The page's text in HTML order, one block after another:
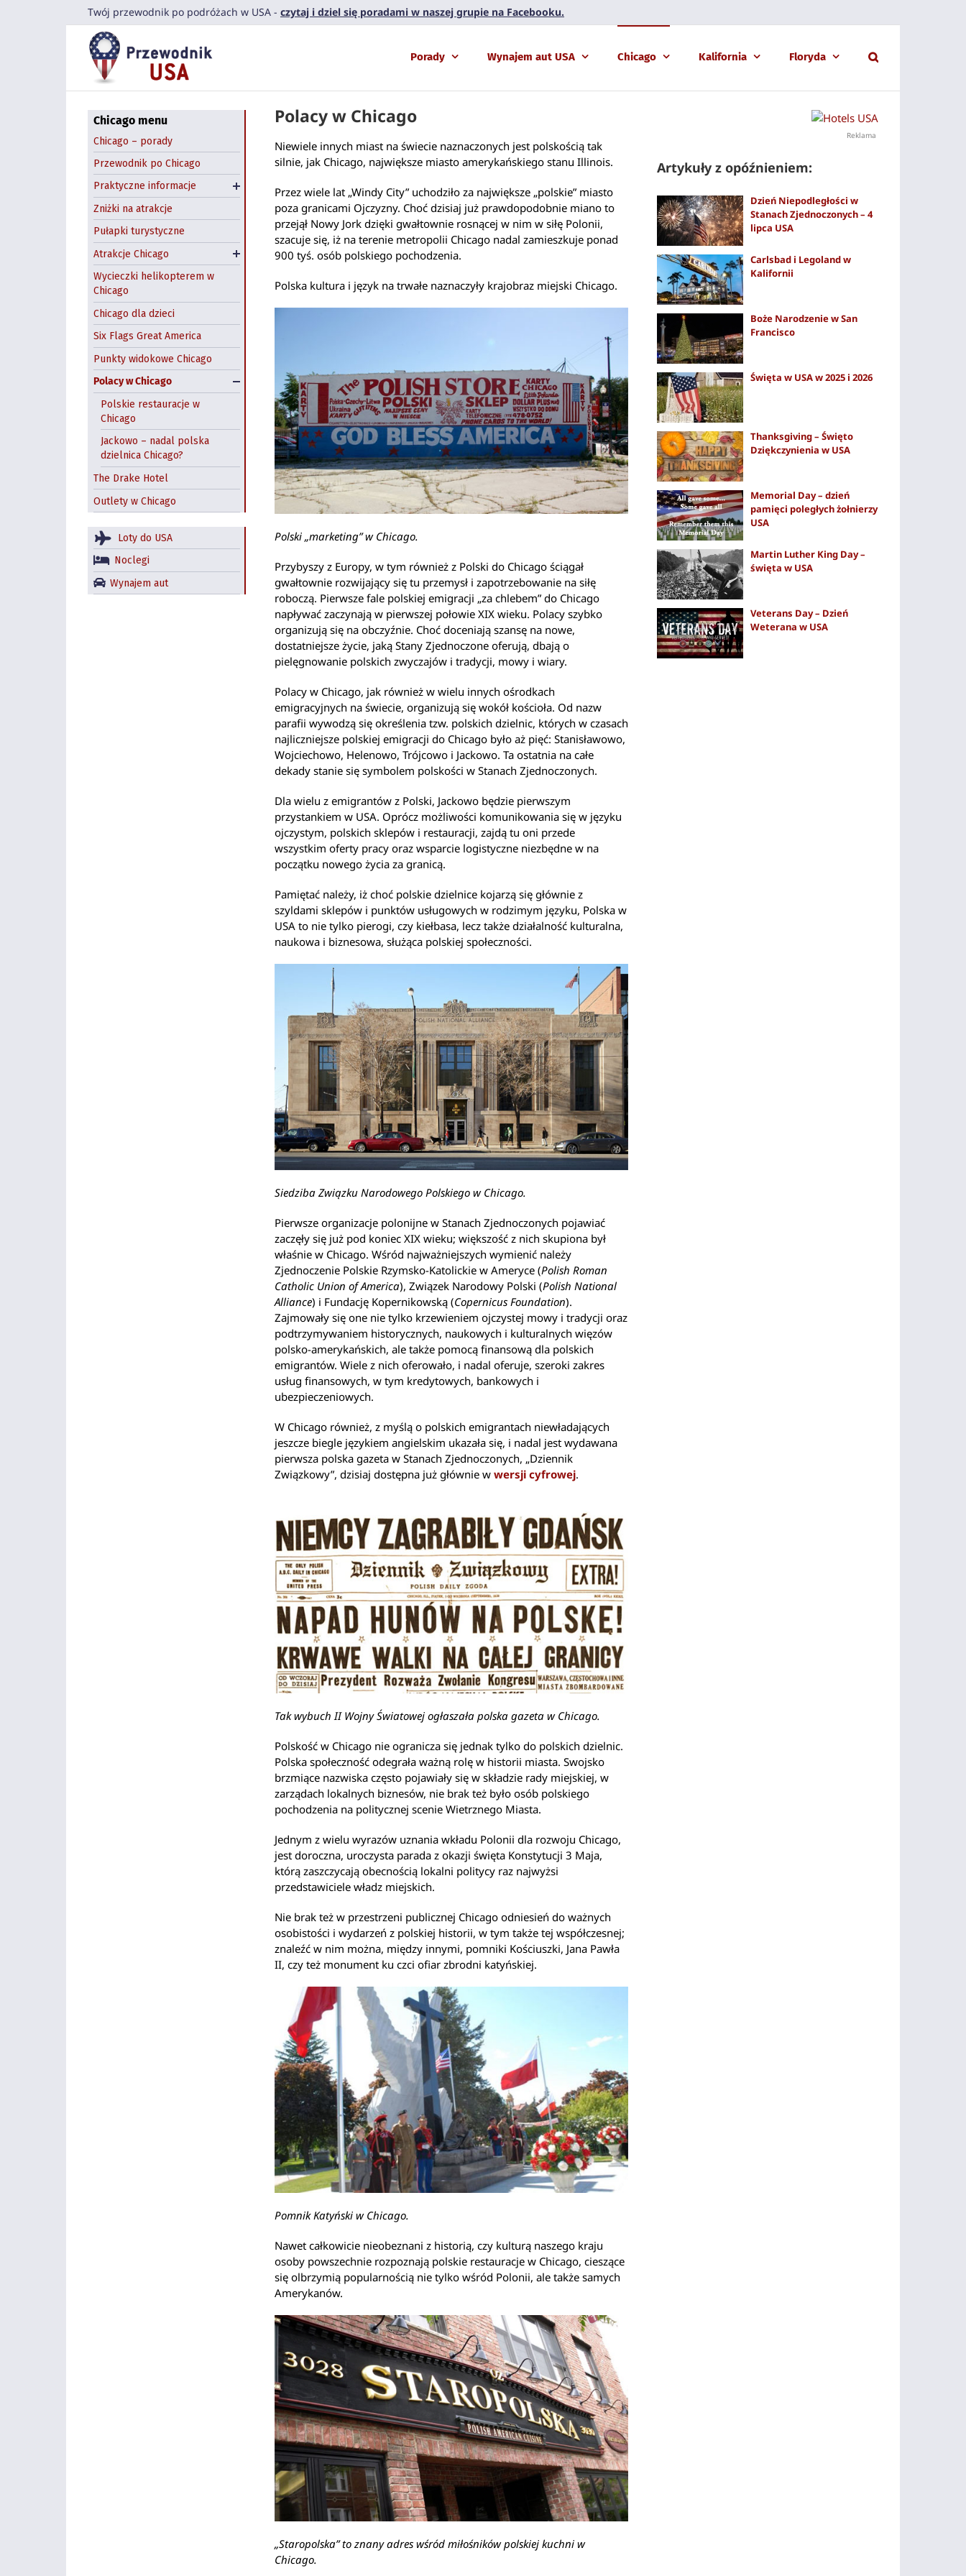
Twój przewodnik po podróżach w USA - czytaj i dziel się poradami w naszej grupie na Facebooku.
Porady Wynajem aut USA Chicago Kalifornia Floryda
Polacy w Chicago
Niewiele innych miast na świecie naznaczonych jest polskością tak
silnie, jak Chicago, największe miasto amerykańskiego stanu Illinois.
Przez wiele lat „Windy City” uchodziło za największe „polskie” miasto
poza granicami Ojczyzny. Choć dzisiaj już prawdopodobnie miano to
przejął Nowy Jork dzięki gwałtownie rosnącej w nim w siłę Polonii,
szacuje się, iż na terenie metropolii Chicago nadal zamieszkuje ponad
900 tyś. osób polskiego pochodzenia.
Polska kultura i język na trwałe naznaczyły krajobraz miejski Chicago.
Polski „marketing” w Chicago.
Przybyszy z Europy, w tym również z Polski do Chicago ściągał
gwałtownie rozwijający się tu przemysł i zapotrzebowanie na siłę
roboczą. Pierwsze fale polskiej emigracji „za chlebem” do Chicago
napływać zaczynają w pierwszej połowie XIX wieku. Polacy szybko
organizują się na obczyźnie. Choć doceniają szansę na nowe,
dostatniejsze życie, jaką Stany Zjednoczone oferują, dbają o
pielęgnowanie polskich zwyczajów i tradycji, mowy i wiary.
Polacy w Chicago, jak również w wielu innych ośrodkach
emigracyjnych na świecie, organizują się wokół kościoła. Od nazw
parafii wywodzą się określenia tzw. polskich dzielnic, których w czasach
najliczniejsze polskiej emigracji do Chicago było aż pięć: Stanisławowo,
Wojciechowo, Helenowo, Trójcowo i Jackowo. Ta ostatnia na całe
dekady stanie się symbolem polskości w Stanach Zjednoczonych.
Dla wielu z emigrantów z Polski, Jackowo będzie pierwszym
przystankiem w USA. Oprócz możliwości komunikowania się w języku
ojczystym, polskich sklepów i restauracji, zajdą tu oni przede
wszystkim oferty pracy oraz wsparcie logistyczne niezbędne w na
początku nowego życia za granicą.
Pamiętać należy, iż choć polskie dzielnice kojarzą się głównie z
szyldami sklepów i punktów usługowych w rodzimym języku, Polska w
USA to nie tylko pierogi, czy kiełbasa, lecz także działalność kulturalna,
naukowa i biznesowa, służąca polskiej społeczności.
Siedziba Związku Narodowego Polskiego w Chicago.
Pierwsze organizacje polonijne w Stanach Zjednoczonych pojawiać
zaczęły się już pod koniec XIX wieku; większość z nich skupiona był
właśnie w Chicago. Wśród najważniejszych wymienić należy
Zjednoczenie Polskie Rzymsko-Katolickie w Ameryce (Polish Roman
Catholic Union of America), Związek Narodowy Polski (Polish National
Alliance) i Fundację Kopernikowską (Copernicus Foundation).
Zajmowały się one nie tylko krzewieniem ojczystej mowy i tradycji oraz
podtrzymywaniem historycznych, naukowych i kulturalnych więzów
polsko-amerykańskich, ale także pomocą finansową dla polskich
emigrantów. Wiele z nich oferowało, i nadal oferuje, szeroki zakres
usług finansowych, w tym kredytowych, bankowych i
ubezpieczeniowych.
W Chicago również, z myślą o polskich emigrantach niewładających
jeszcze biegle językiem angielskim ukazała się, i nadal jest wydawana
pierwsza polska gazeta w Stanach Zjednoczonych, „Dziennik
Związkowy”, dzisiaj dostępna już głównie w wersji cyfrowej.
Tak wybuch II Wojny Światowej ogłaszała polska gazeta w Chicago.
Polskość w Chicago nie ogranicza się jednak tylko do polskich dzielnic.
Polska społeczność odegrała ważną rolę w historii miasta. Swojsko
brzmiące nazwiska często pojawiały się w składzie rady miejskiej, w
zarządach lokalnych biznesów, nie brak też było osób polskiego
pochodzenia na politycznej scenie Wietrznego Miasta.
Jednym z wielu wyrazów uznania wkładu Polonii dla rozwoju Chicago,
jest doroczna, uroczysta parada z okazji święta Konstytucji 3 Maja,
którą zaszczycają obecnością lokalni politycy raz najwyżsi
przedstawiciele władz miejskich.
Nie brak też w przestrzeni publicznej Chicago odniesień do ważnych
osobistości i wydarzeń z polskiej historii, w tym także tej współczesnej;
znaleźć w nim można, między innymi, pomniki Kościuszki, Jana Pawła
II, czy też monument ku czci ofiar zbrodni katyńskiej.
Pomnik Katyński w Chicago.
Nawet całkowicie nieobeznani z historią, czy kulturą naszego kraju
osoby powszechnie rozpoznają polskie restauracje w Chicago, cieszące
się olbrzymią popularnością nie tylko wśród Polonii, ale także samych
Amerykanów.
„Staropolska” to znany adres wśród miłośników polskiej kuchni w
Chicago.
Chicago menu
Chicago – porady
Przewodnik po Chicago
Praktyczne informacje
Komunikacja miejska
Co zjeść?
Przestępczość w
Chicago
Dzień św. Patryka
Halloween: farmy
dyniowe
Wynajem samochodów
Chicago
Hostel w Chicago
Zniżki na atrakcje
Pułapki turystyczne
Atrakcje Chicago
Navy Pier
Field Museum
Shedd Aquarium
Art Institute of Chicago
Pedway Chicago
Chicago Riverwalk
Chicago Theatre
Atrakcje na świeżym
powietrzu
Zwiedzanie Chicago
łodzią
Wycieczki z Chicago
Wycieczki helikopterem w
Chicago
Chicago dla dzieci
Six Flags Great America
Punkty widokowe Chicago
Polacy w Chicago
Polskie restauracje w
Chicago
Jackowo – nadal polska
dzielnica Chicago?
The Drake Hotel
Outlety w Chicago
Loty do USA
Noclegi
Wynajem aut
Reklama
Artykuły z opóźnieniem:
Dzień Niepodległości w
Stanach Zjednoczonych – 4
lipca USA
Carlsbad i Legoland w
Kalifornii
Boże Narodzenie w San
Francisco
Święta w USA w 2025 i 2026
Thanksgiving – Święto
Dziękczynienia w USA
Memorial Day – dzień
pamięci poległych żołnierzy
USA
Martin Luther King Day –
święta w USA
Veterans Day – Dzień
Weterana w USA